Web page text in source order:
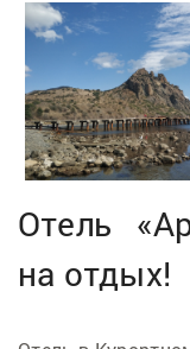
Отель
на отдых!